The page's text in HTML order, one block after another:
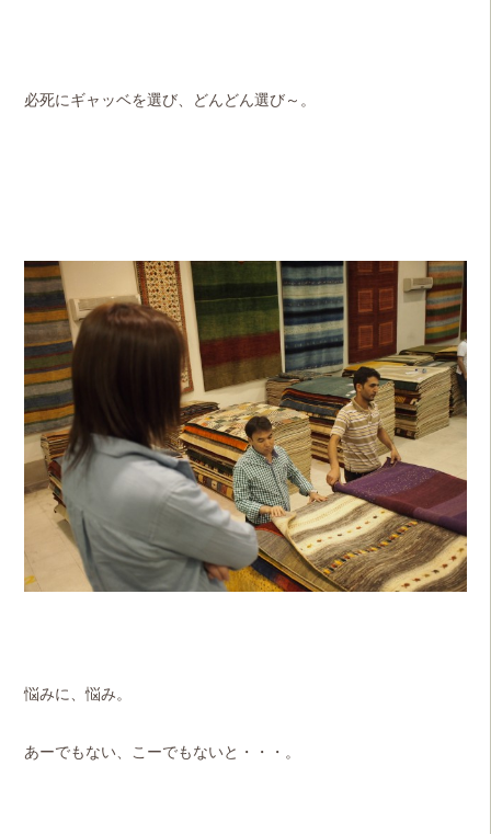
必死にギャッベを選び、どんどん選び～。
悩みに、悩み。
あーでもない、こーでもないと・・・。